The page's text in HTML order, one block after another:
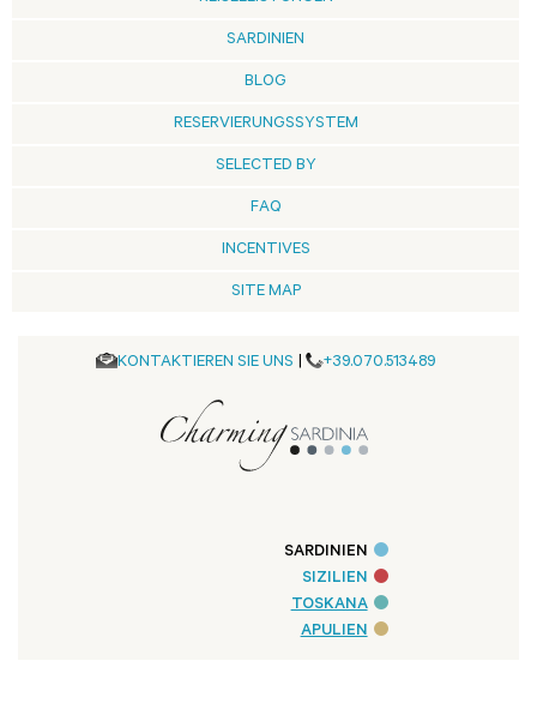
SARDINIEN
BLOG
RESERVIERUNGSSYSTEM
SELECTED BY
FAQ
INCENTIVES
SITE MAP
KONTAKTIEREN SIE UNS | +39.070.513489
SARDINIEN
SIZILIEN
TOSKANA
APULIEN